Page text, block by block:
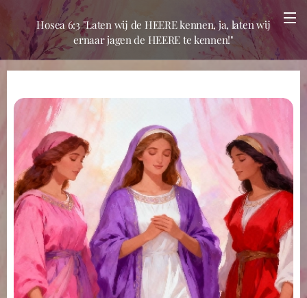
Hosea 6:3 "Laten wij de HEERE kennen, ja, laten wij
ernaar jagen de HEERE te kennen!"